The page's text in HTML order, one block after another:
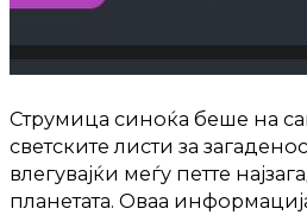
Струмица синоќа беше на
светските листи за
влегувајќи меѓу петте
планетата. Оваа